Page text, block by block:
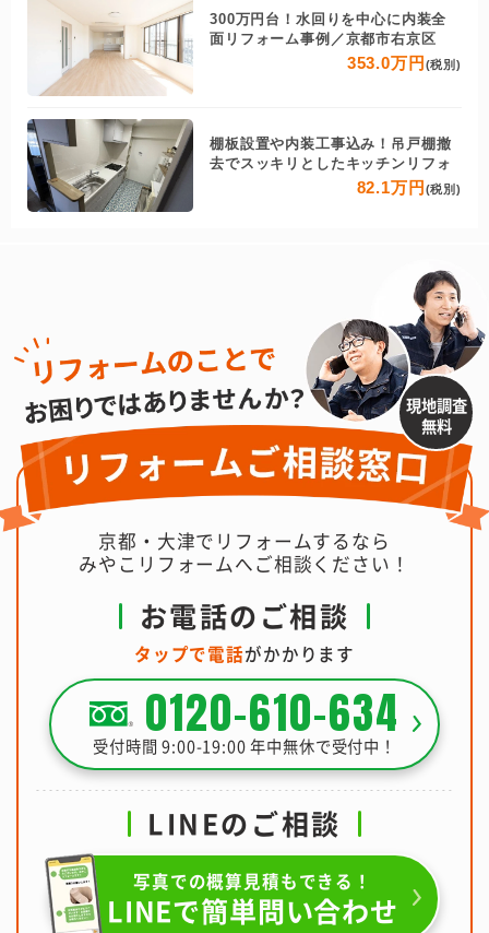
300万円台！水回りを中心に内装全
面リフォーム事例／京都市右京区
353.0万円 (税別)
棚板設置や内装工事込み！吊戸棚撤
去でスッキリとしたキッチンリフォ
82.1万円 (税別)
現地調査
無料
京都・大津でリフォームするなら
みやこリフォームへご相談ください！
お電話のご相談
タップで電話がかかります
0120-610-634
受付時間 9:00-19:00 年中無休で受付中！
LINEのご相談
写真での概算見積もできる！
LINEで簡単問い合わせ